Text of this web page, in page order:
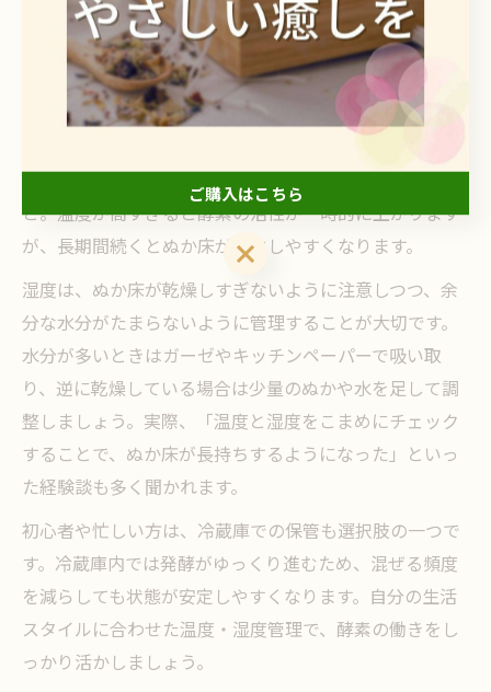
ぬかの酵素を活かす温度や湿度の管理術
ぬかの酵素を最大限に活かすには、温度や湿度の管理が
欠かせません。酵素は微生物の働きによって生成・活性
すめは、室温が20〜25度程度の場所にぬか床を置くこ
と。温度が高すぎると酵素の活性が一時的に上がります
が、長期間続くとぬか床が劣化しやすくなります。
湿度は、ぬか床が乾燥しすぎないように注意しつつ、余
分な水分がたまらないように管理することが大切です。
水分が多いときはガーゼやキッチンペーパーで吸い取
り、逆に乾燥している場合は少量のぬかや水を足して調
整しましょう。実際、「温度と湿度をこまめにチェック
することで、ぬか床が長持ちするようになった」といっ
た経験談も多く聞かれます。
初心者や忙しい方は、冷蔵庫での保管も選択肢の一つで
す。冷蔵庫内では発酵がゆっくり進むため、混ぜる頻度
を減らしても状態が安定しやすくなります。自分の生活
スタイルに合わせた温度・湿度管理で、酵素の働きをし
っかり活かしましょう。
ご購入はこちら
ご購入はこちら